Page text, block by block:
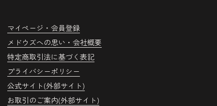
マイページ・会員登録
メドウズへの思い・会社概要
特定商取引法に基づく表記
プライバシーポリシー
公式サイト(外部サイト)
お取引のご案内(外部サイト)